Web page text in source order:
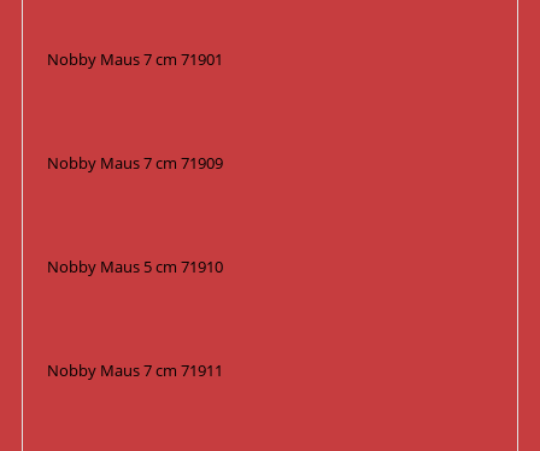
Nobby Maus 7 cm 71901
Nobby Maus 7 cm 71909
Nobby Maus 5 cm 71910
Nobby Maus 7 cm 71911